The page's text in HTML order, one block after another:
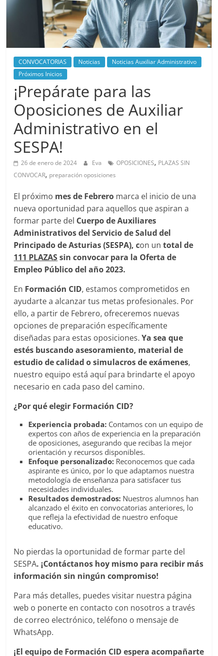
CONVOCATORIAS Noticias
Noticias Auxiliar Administrativo
Próximos Inicios
¡Prepárate para las
Oposiciones de Auxiliar
Administrativo en el
SESPA!
26 de enero de 2024 Eva OPOSICIONES, PLAZAS SIN
CONVOCAR, preparación oposiciones
El próximo mes de Febrero marca el inicio de una
nueva oportunidad para aquellos que aspiran a
formar parte del Cuerpo de Auxiliares
Administrativos del Servicio de Salud del
Principado de Asturias (SESPA), con untotal de
111 PLAZAS sin convocar para la Oferta de
Empleo Público del año 2023.
En Formación CID, estamos comprometidos en
ayudarte a alcanzar tus metas profesionales. Por
ello, a partir de Febrero, ofreceremos nuevas
opciones de preparación específicamente
diseñadas para estas oposiciones.Ya sea que
estés buscando asesoramiento, material de
estudio de calidad o simulacros de exámenes,
nuestro equipo está aquí para brindarte el apoyo
necesario en cada paso del camino.
¿Por qué elegir Formación CID?
Experiencia probada: Contamos con un equipo de
expertos con años de experiencia en la preparación
de oposiciones, asegurando que recibas la mejor
orientación y recursos disponibles.
Enfoque personalizado: Reconocemos que cada
aspirante es único, por lo que adaptamos nuestra
metodología de enseñanza para satisfacer tus
necesidades individuales.
Resultados demostrados: Nuestros alumnos han
alcanzado el éxito en convocatorias anteriores, lo
que refleja la efectividad de nuestro enfoque
educativo.
No pierdas la oportunidad de formar parte del
SESPA. ¡Contáctanos hoy mismo para recibir más
información sin ningún compromiso!
Para más detalles, puedes visitar nuestra página
web o ponerte en contacto con nosotros a través
de correo electrónico, teléfono o mensaje de
WhatsApp.
¡El equipo de Formación CID espera acompañarte